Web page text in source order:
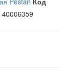
40006359